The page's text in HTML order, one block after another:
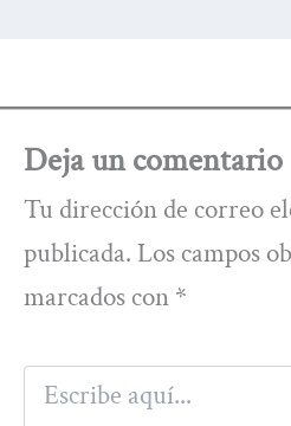
Deja un comentario
Tu dirección de correo
publicada. Los campos
marcados con *
aquí...